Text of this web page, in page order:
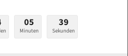
+ Zahnteilung:
mm
05
Minuten
38
Sekunden